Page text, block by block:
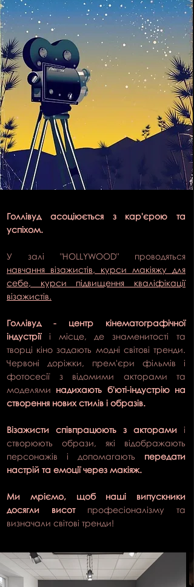
Голлівуд асоціюється з кар'єрою та
успіхом.
У залі "HOLLYWOOD" проводяться
навчання візажистів, курси макіяжу для
себе, курси підвищення кваліфікації
візажистів.
Голлівуд - центр кінематографічної
індустріїі місце, де знаменитості та
творці кіно задають модні світові тренди.
Червоні доріжки, прем'єри фільмів і
фотосесії з відомими акторами та
моделями надихають б'юті-індустрію на
створення нових стилів і образів.
Візажисти співпрацюють з акторами і
створюють образи, які відображають
персонажів і допомагають передати
настрій та емоції через макіяж.
Ми мріємо, щоб наші випускники
досягли висотпрофесіоналізму та
визначали світові тренди!